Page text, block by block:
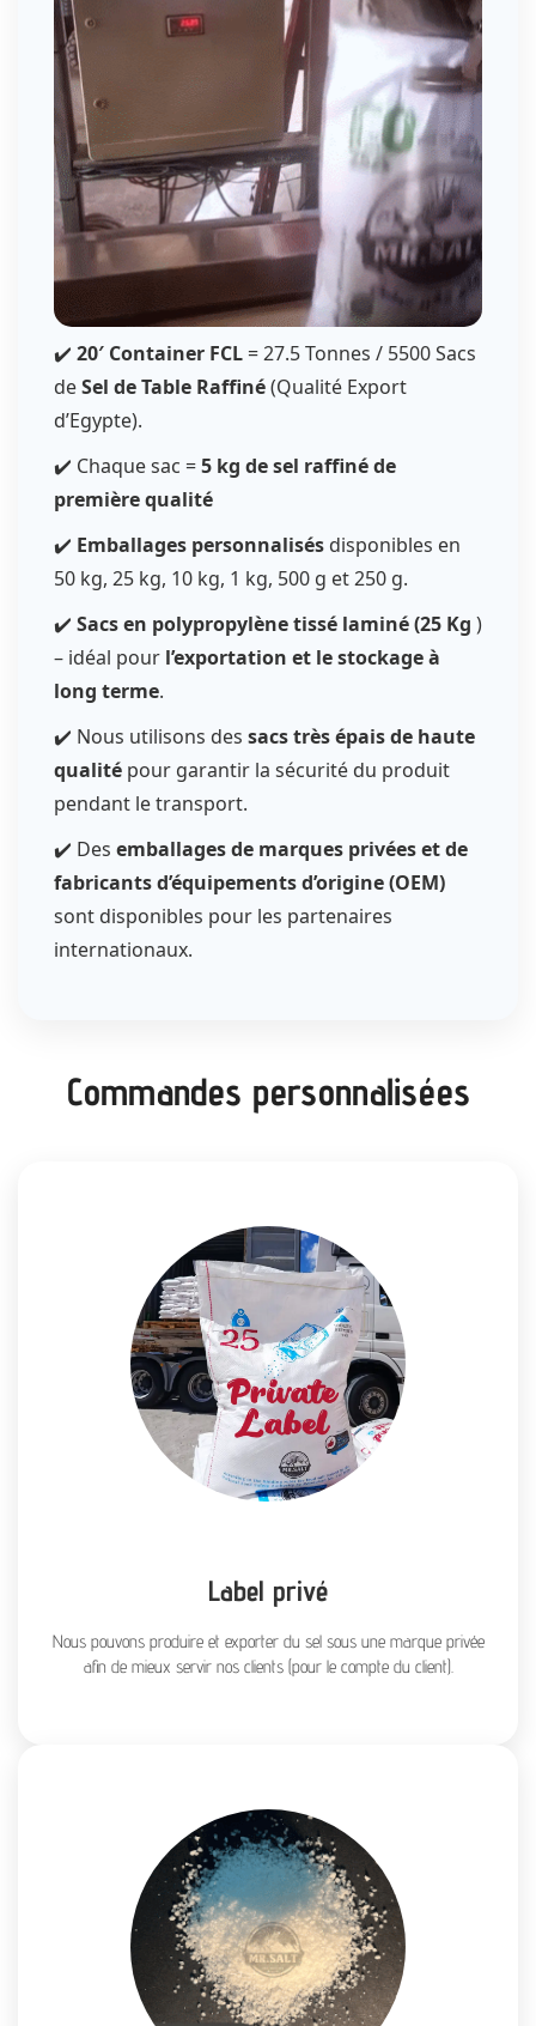
✔️ 20′ Container FCL = 27.5 Tonnes / 5500 Sacs
deSel de Table Raffiné(Qualité Export
d’Egypte).
✔️ Chaque sac =5 kg de sel raffiné de
première qualité
✔️ Emballages personnalisés disponibles en
50 kg, 25 kg, 10 kg, 1 kg, 500 g et 250 g.
✔️ Sacs en polypropylène tissé laminé (25 Kg )
– idéal pour l’exportation et le stockage à
long terme.
✔️ Nous utilisons des sacs très épais de haute
qualité pour garantir la sécurité du produit
pendant le transport.
✔️ Des emballages de marques privées et de
fabricants d’équipements d’origine (OEM)
sont disponibles pour les partenaires
internationaux.
Commandes personnalisées
Label privé
Nous pouvons produire et exporter du sel sous une marque privée
afin de mieux servir nos clients (pour le compte du client).